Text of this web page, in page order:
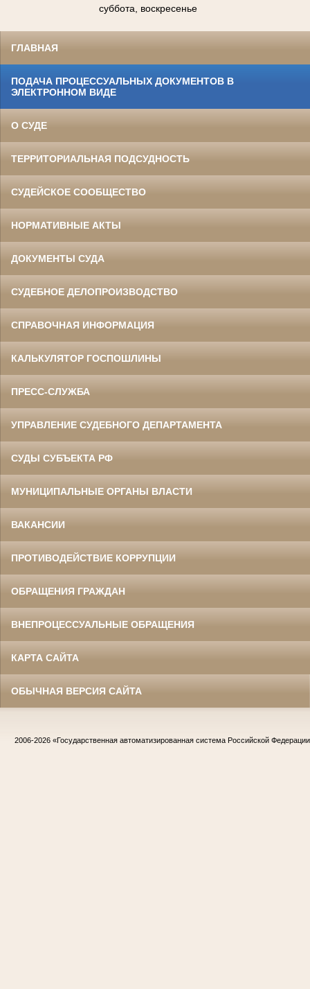
суббота, воскресенье
ГЛАВНАЯ
ПОДАЧА ПРОЦЕССУАЛЬНЫХ ДОКУМЕНТОВ В
ЭЛЕКТРОННОМ ВИДЕ
О СУДЕ
ТЕРРИТОРИАЛЬНАЯ ПОДСУДНОСТЬ
СУДЕЙСКОЕ СООБЩЕСТВО
НОРМАТИВНЫЕ АКТЫ
ДОКУМЕНТЫ СУДА
СУДЕБНОЕ ДЕЛОПРОИЗВОДСТВО
СПРАВОЧНАЯ ИНФОРМАЦИЯ
КАЛЬКУЛЯТОР ГОСПОШЛИНЫ
ПРЕСС-СЛУЖБА
УПРАВЛЕНИЕ СУДЕБНОГО ДЕПАРТАМЕНТА
СУДЫ СУБЪЕКТА РФ
МУНИЦИПАЛЬНЫЕ ОРГАНЫ ВЛАСТИ
ВАКАНСИИ
ПРОТИВОДЕЙСТВИЕ КОРРУПЦИИ
ОБРАЩЕНИЯ ГРАЖДАН
ВНЕПРОЦЕССУАЛЬНЫЕ ОБРАЩЕНИЯ
КАРТА САЙТА
ОБЫЧНАЯ ВЕРСИЯ САЙТА
2006-2026 «Государственная автоматизированная система Российской